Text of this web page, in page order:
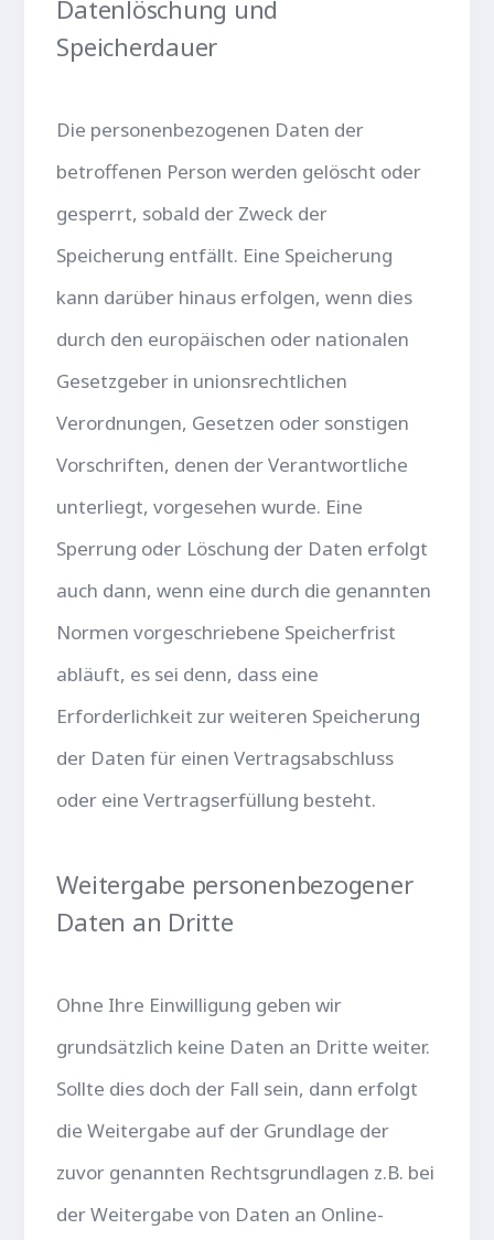
Datenlöschung und
Speicherdauer
Die personenbezogenen Daten der
betroffenen Person werden gelöscht oder
gesperrt, sobald der Zweck der
Speicherung entfällt. Eine Speicherung
kann darüber hinaus erfolgen, wenn dies
durch den europäischen oder nationalen
Gesetzgeber in unionsrechtlichen
Verordnungen, Gesetzen oder sonstigen
Vorschriften, denen der Verantwortliche
unterliegt, vorgesehen wurde. Eine
Sperrung oder Löschung der Daten erfolgt
auch dann, wenn eine durch die genannten
Normen vorgeschriebene Speicherfrist
abläuft, es sei denn, dass eine
Erforderlichkeit zur weiteren Speicherung
der Daten für einen Vertragsabschluss
oder eine Vertragserfüllung besteht.
Weitergabe personenbezogener
Daten an Dritte
Ohne Ihre Einwilligung geben wir
grundsätzlich keine Daten an Dritte weiter.
Sollte dies doch der Fall sein, dann erfolgt
die Weitergabe auf der Grundlage der
zuvor genannten Rechtsgrundlagen z.B. bei
der Weitergabe von Daten an Online-